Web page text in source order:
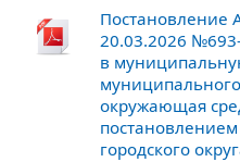
Постановление
20.03.2026
в
окружающая
городского